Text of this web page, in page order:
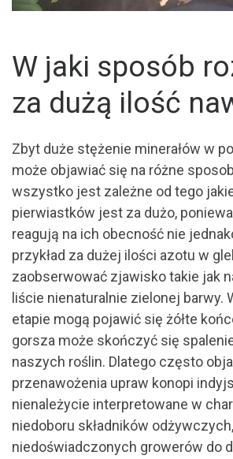
W jaki sposób
za dużą ilość
Zbyt duże stężenie minerałów w
może objawiać się na różne
wszystko jest zależne od tego
pierwiastków jest za dużo,
reagują na ich obecność nie
przykład za dużej ilości azotu w
zaobserwować zjawisko takie jak
liście nienaturalnie zielonej barwy.
etapie mogą pojawić się żółte
gorsza może skończyć się
naszych roślin. Dlatego często
przenawożenia upraw konopi
nienależycie interpretowane w
niedoboru składników
niedoświadczonych growerów do